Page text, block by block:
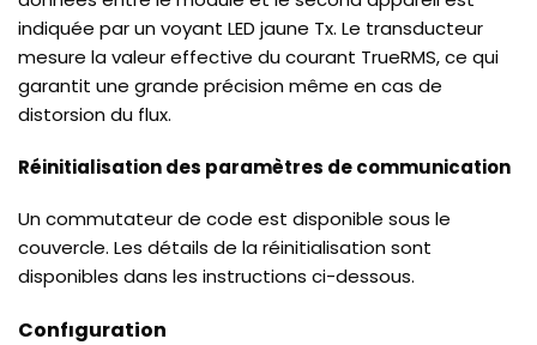
indiquée par un voyant LED jaune Tx. Le transducteur
mesure la valeur effective du courant TrueRMS, ce qui
garantit une grande précision même en cas de
distorsion du flux.
Réinitialisation des paramètres de communication
Un commutateur de code est disponible sous le
couvercle. Les détails de la réinitialisation sont
disponibles dans les instructions ci-dessous.
Confıguration